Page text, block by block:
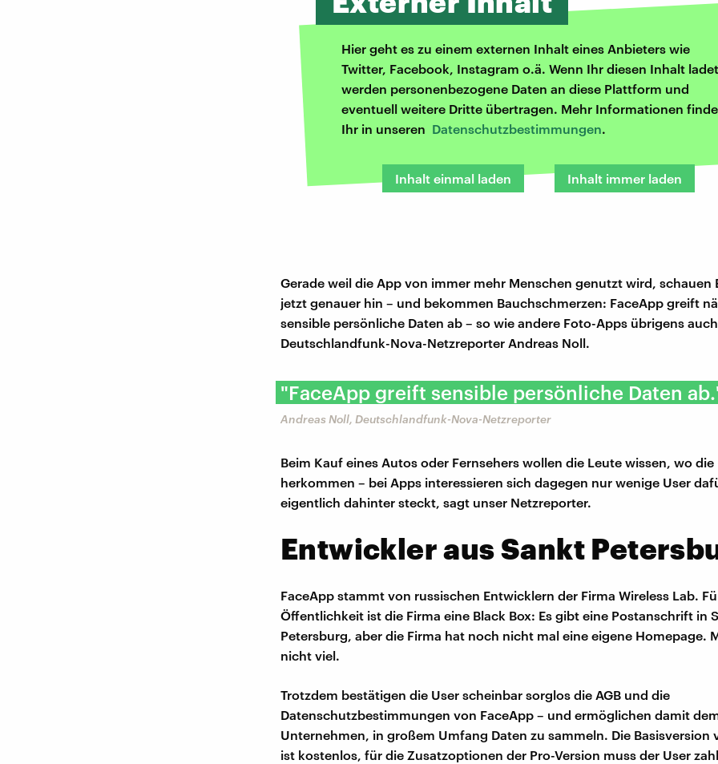
Hier geht es zu einem externen Inhalt eines Anbieters wie
Twitter, Facebook, Instagram o.ä. Wenn Ihr diesen Inhalt
werden personenbezogene Daten an diese Plattform und
eventuell weitere Dritte übertragen. Mehr Informationen
Ihr in unseren Datenschutzbestimmungen.
Inhalt einmal laden Inhalt immer laden
Gerade weil die App von immer mehr Menschen genutzt wird, schauen
jetzt genauer hin – und bekommen Bauchschmerzen: FaceApp greift
sensible persönliche Daten ab – so wie andere Foto-Apps übrigens
Deutschlandfunk-Nova-Netzreporter Andreas Noll.
"FaceApp greift sensible persönliche Daten
Andreas Noll, Deutschlandfunk-Nova-Netzreporter
Beim Kauf eines Autos oder Fernsehers wollen die Leute wissen, wo
herkommen – bei Apps interessieren sich dagegen nur wenige User
eigentlich dahinter steckt, sagt unser Netzreporter.
Entwickler aus Sankt
FaceApp stammt von russischen Entwicklern der Firma Wireless Lab.
Öffentlichkeit ist die Firma eine Black Box: Es gibt eine Postanschrift in
Petersburg, aber die Firma hat noch nicht mal eine eigene Homepage.
nicht viel.
Trotzdem bestätigen die User scheinbar sorglos die AGB und die
Datenschutzbestimmungen von FaceApp – und ermöglichen damit
Unternehmen, in großem Umfang Daten zu sammeln. Die Basisversion
ist kostenlos, für die Zusatzoptionen der Pro-Version muss der User